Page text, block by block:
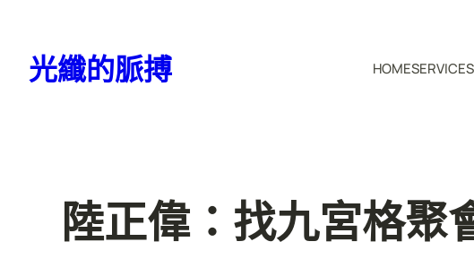
光纖的脈搏 HOMESERVICES
陸正偉：找九宮格聚